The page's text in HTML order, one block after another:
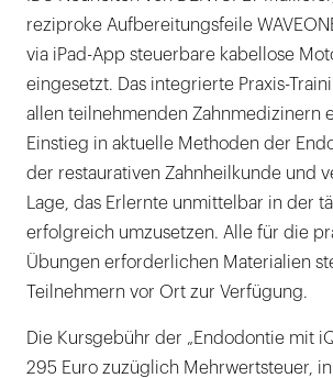
reziproke Aufbereitungsfeile
via iPad-App steuerbare kabellose
eingesetzt. Das integrierte Praxis-
allen teilnehmenden Zahnmedizinern
Einstieg in aktuelle Methoden der
der restaurativen Zahnheilkunde und
Lage, das Erlernte unmittelbar in der
erfolgreich umzusetzen. Alle für die
Übungen erforderlichen Materialien
Teilnehmern vor Ort zur Verfügung.
Die Kursgebühr der „Endodontie mit
295 Euro zuzüglich Mehrwertsteuer,